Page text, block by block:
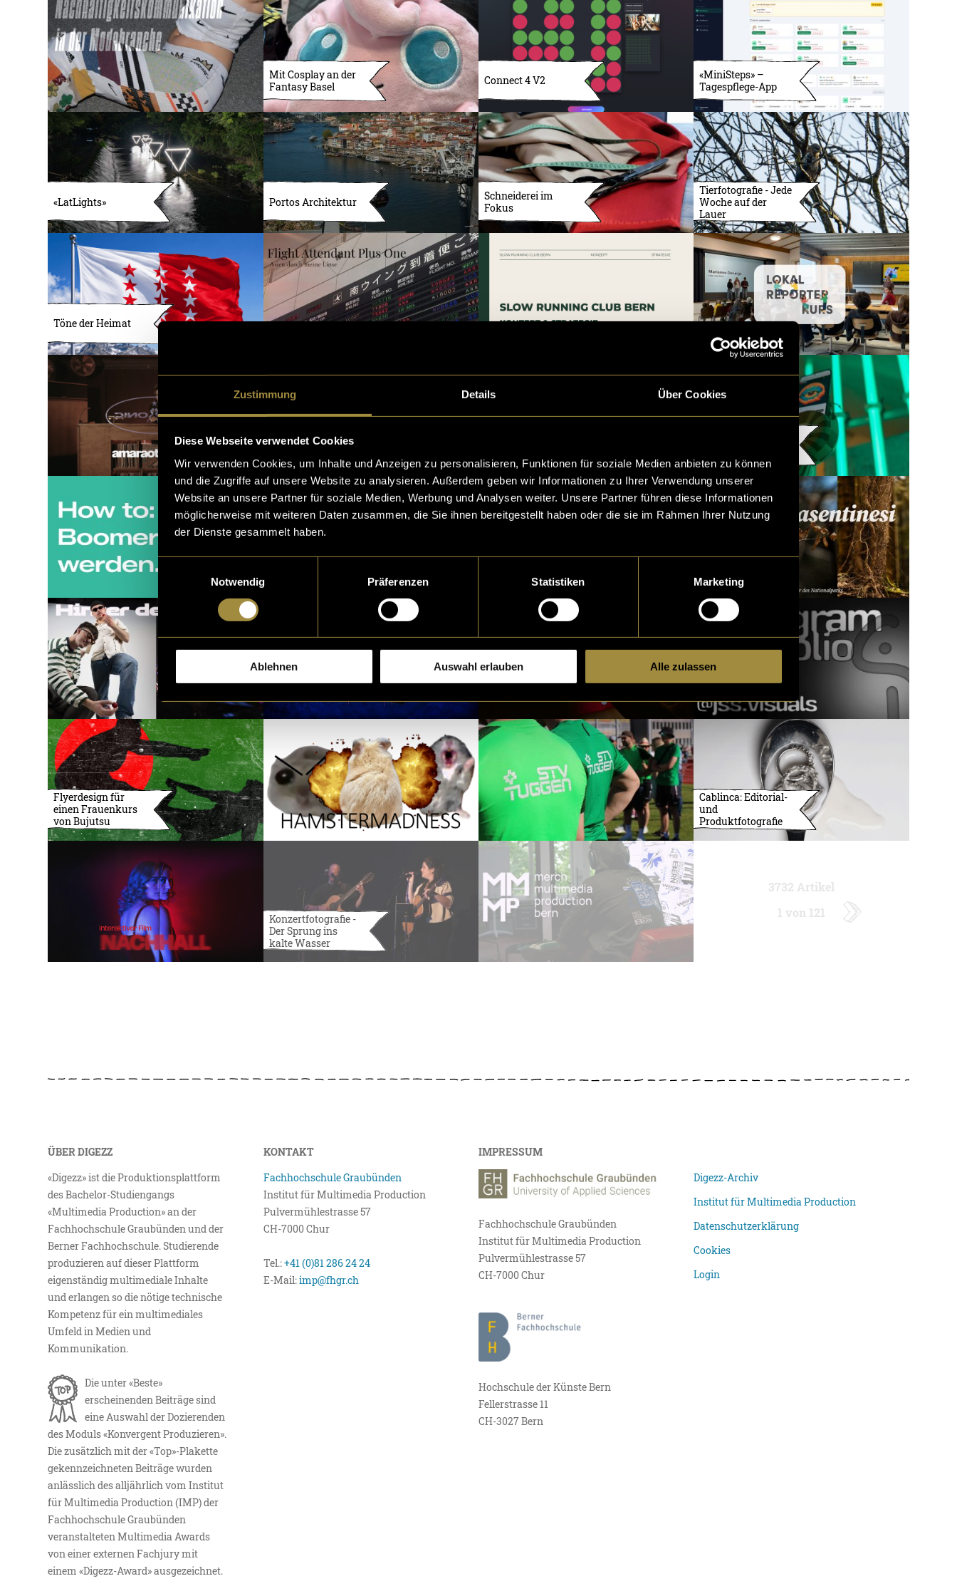
Zustimmung Details Über Cookies
Diese Webseite verwendet Cookies
Wir verwenden Cookies, um Inhalte und Anzeigen zu personalisieren, Funktionen für soziale Medien anbieten zu können
und die Zugriffe auf unsere Website zu analysieren. Außerdem geben wir Informationen zu Ihrer Verwendung unserer
Website an unsere Partner für soziale Medien, Werbung und Analysen weiter. Unsere Partner führen diese Informationen
möglicherweise mit weiteren Daten zusammen, die Sie ihnen bereitgestellt haben oder die sie im Rahmen Ihrer Nutzung
der Dienste gesammelt haben.
Notwendig
Präferenzen Statistiken Marketing
Ablehnen Auswahl erlauben Alle zulassen
Mit Cosplay an der
Fantasy Basel
Connect 4 V2
«MiniSteps» –
Tagespflege-App
«LatLights» Portos Architektur
Schneiderei im
Fokus
Tierfotografie - Jede
Woche auf der
Lauer
Töne der Heimat
Flyerdesign für
einen Frauenkurs
von Bujutsu
Cablinca: Editorial-
und
Produktfotografie
Konzertfotografie -
Der Sprung ins
kalte Wasser
3732 Artikel
1 von 121
ÜBER DIGEZZ
«Digezz» ist die Produktionsplattform
des Bachelor-Studiengangs
«Multimedia Production» an der
Fachhochschule Graubünden und der
Berner Fachhochschule. Studierende
produzieren auf dieser Plattform
eigenständig multimediale Inhalte
und erlangen so die nötige technische
Kompetenz für ein multimediales
Umfeld in Medien und
Kommunikation.
Die unter «Beste»
erscheinenden Beiträge sind
eine Auswahl der Dozierenden
des Moduls «Konvergent Produzieren».
Die zusätzlich mit der «Top»-Plakette
gekennzeichneten Beiträge wurden
anlässlich des alljährlich vom Institut
für Multimedia Production (IMP) der
Fachhochschule Graubünden
veranstalteten Multimedia Awards
von einer externen Fachjury mit
einem «Digezz-Award» ausgezeichnet.
KONTAKT
Fachhochschule Graubünden
Institut für Multimedia Production
Pulvermühlestrasse 57
CH-7000 Chur
Tel.:+41 (0)81 286 24 24
E-Mail:imp@fhgr.ch
IMPRESSUM
Fachhochschule Graubünden
Institut für Multimedia Production
Pulvermühlestrasse 57
CH-7000 Chur
Hochschule der Künste Bern
Fellerstrasse 11
CH-3027 Bern
Digezz-Archiv
Institut für Multimedia Production
Datenschutzerklärung
Cookies
Login